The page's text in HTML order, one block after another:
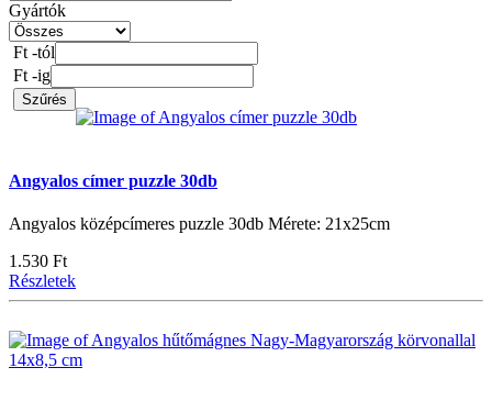
Gyártók
Ft -tól
Ft -ig
Szűrés
Angyalos címer puzzle 30db
Angyalos középcímeres puzzle 30db Mérete: 21x25cm
1.530 Ft
Részletek